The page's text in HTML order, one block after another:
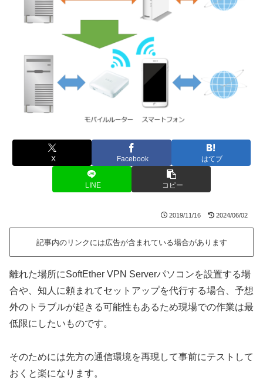
X Facebook はてブ
LINE コピー
2019/11/16 2024/06/02
記事内のリンクには広告が含まれている場合があります
離れた場所にSoftEther VPN Serverパソコンを設置する場
合や、知人に頼まれてセットアップを代行する場合、予想
外のトラブルが起きる可能性もあるため現場での作業は最
低限にしたいものです。
そのためには先方の通信環境を再現して事前にテストして
おくと楽になります。